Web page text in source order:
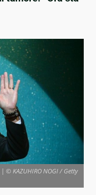
© KAZUHIRO NOGI / Getty